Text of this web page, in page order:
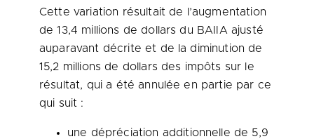
Cette variation résultait de l’augmentation
de 13,4 millions de dollars du BAIIA ajusté
auparavant décrite et de la diminution de
15,2 millions de dollars des impôts sur le
résultat, qui a été annulée en partie par ce
qui suit :
une dépréciation additionnelle de 5,9